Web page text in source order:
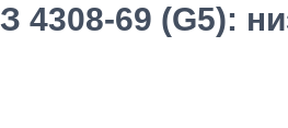
4308-69 (G5):